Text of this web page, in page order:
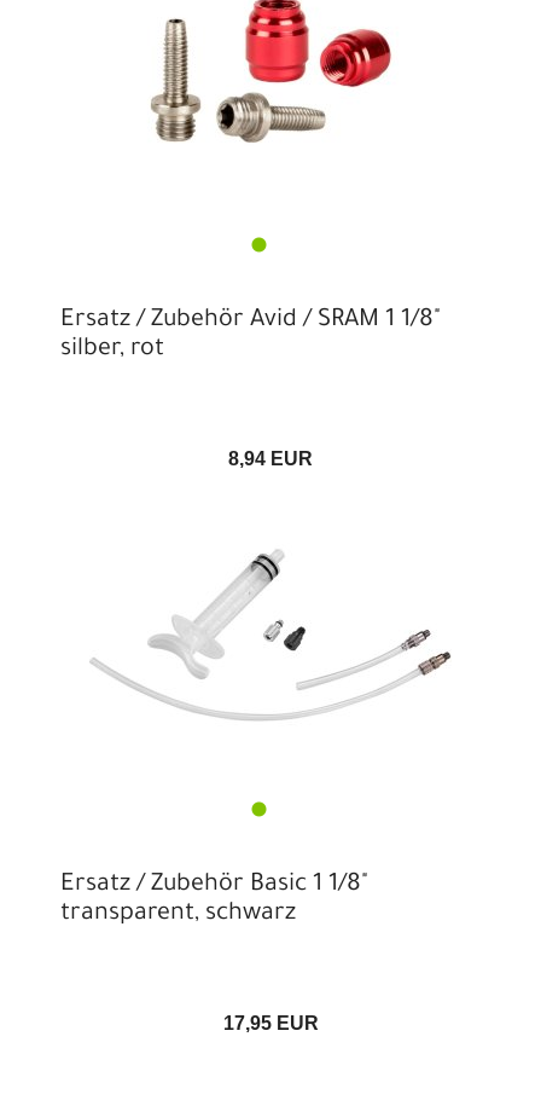
Ersatz / Zubehör Avid / SRAM 1 1/8"
silber, rot
8,94 EUR
Ersatz / Zubehör Basic 1 1/8"
transparent, schwarz
17,95 EUR